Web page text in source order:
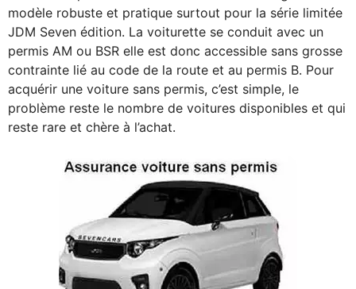
modèle robuste et pratique surtout pour la série limitée
JDM Seven édition. La voiturette se conduit avec un
permis AM ou BSR elle est donc accessible sans grosse
contrainte lié au code de la route et au permis B. Pour
acquérir une voiture sans permis, c’est simple, le
problème reste le nombre de voitures disponibles et qui
reste rare et chère à l’achat.